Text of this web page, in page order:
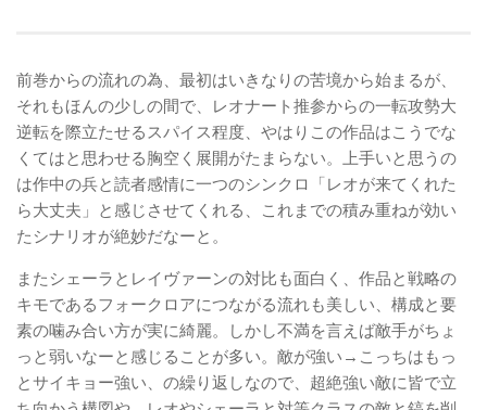
前巻からの流れの為、最初はいきなりの苦境から始まるが、
それもほんの少しの間で、レオナート推参からの一転攻勢大
逆転を際立たせるスパイス程度、やはりこの作品はこうでな
くてはと思わせる胸空く展開がたまらない。上手いと思うの
は作中の兵と読者感情に一つのシンクロ「レオが来てくれた
ら大丈夫」と感じさせてくれる、これまでの積み重ねが効い
たシナリオが絶妙だなーと。
またシェーラとレイヴァーンの対比も面白く、作品と戦略の
キモであるフォークロアにつながる流れも美しい、構成と要
素の噛み合い方が実に綺麗。しかし不満を言えば敵手がちょ
っと弱いなーと感じることが多い。敵が強い→こっちはもっ
とサイキョー強い、の繰り返しなので、超絶強い敵に皆で立